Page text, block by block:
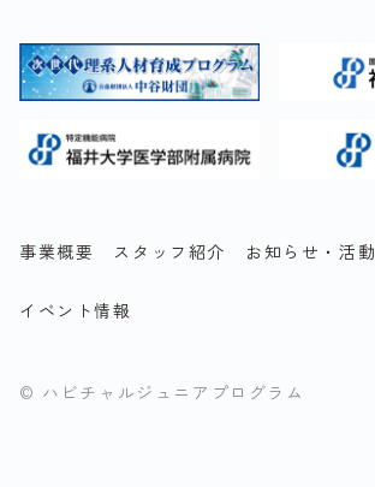
事業概要 スタッフ紹介 お知らせ・活動
イベント情報
© ハビチャルジュニアプログラム